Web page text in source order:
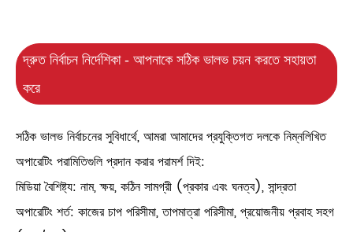
দ্রুত নির্বাচন নির্দেশিকা - আপনাকে সঠিক ভালভ চয়ন করতে সহায়তা
করে
সঠিক ভালভ নির্বাচনের সুবিধার্থে, আমরা আমাদের প্রযুক্তিগত দলকে নিম্নলিখিত
অপারেটিং পরামিতিগুলি প্রদান করার পরামর্শ দিই:
মিডিয়া বৈশিষ্ট্য: নাম, ক্ষয়, কঠিন সামগ্রী (প্রকার এবং ঘনত্ব), সান্দ্রতা
অপারেটিং শর্ত: কাজের চাপ পরিসীমা, তাপমাত্রা পরিসীমা, প্রয়োজনীয় প্রবাহ সহগ